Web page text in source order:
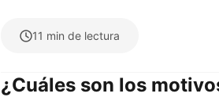
11 min de lectura
¿Cuáles son los